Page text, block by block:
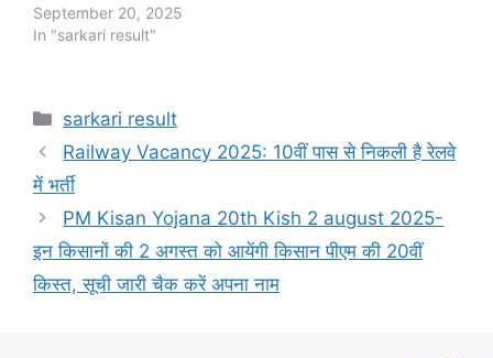
September 20, 2025
In "sarkari result"
Categories
sarkari result
Railway Vacancy 2025: 10वीं पास से निकली है रेलवे
में भर्ती
PM Kisan Yojana 20th Kish 2 august 2025-
इन किसानों की 2 अगस्त को आयेंगी किसान पीएम की 20वीं
किस्त, सूची जारी चैक करें अपना नाम